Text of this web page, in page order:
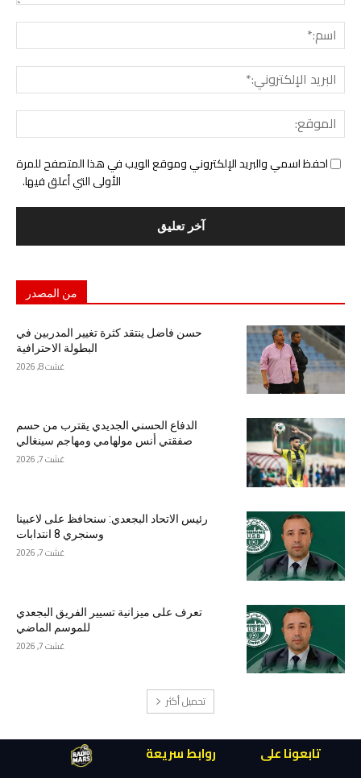
احفظ اسمي والبريد الإلكتروني وموقع الويب في هذا المتصفح للمرة
الأولى التي أعلق فيها.
من المصدر
حسن فاضل ينتقد كثرة تغيير المدربين في
البطولة الاحترافية
غشت 8, 2026
الدفاع الحسني الجديدي يقترب من حسم
صفقتي أنس مولهامي ومهاجم سينغالي
غشت 7, 2026
رئيس الاتحاد البجعدي: سنحافظ على لاعبينا
وسنجري 8 انتدابات
غشت 7, 2026
تعرف على ميزانية تسيير الفريق البجعدي
للموسم الماضي
غشت 7, 2026
تحميل أكثر
تابعونا على
روابط سريعة